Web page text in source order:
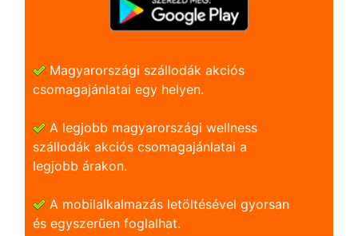
Magyarországi szállodák akciós
csomagajánlatai egy helyen.
A legjobb magyarországi wellness
szállodák akciós csomagajánlatai a
legjobb árakon.
A mobilalkalmazás letöltésével gyorsan
és egyszerũen foglalhat.